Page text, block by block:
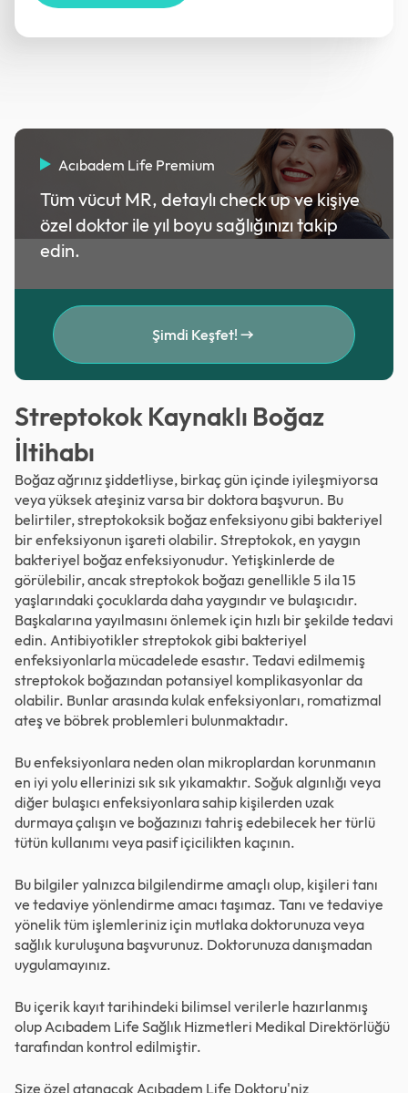
Acıbadem Life Premium
Tüm vücut MR, detaylı check up ve kişiye
özel doktor ile yıl boyu sağlığınızı takip
edin.
Şimdi Keşfet!
Streptokok Kaynaklı Boğaz
İltihabı
Boğaz ağrınız şiddetliyse, birkaç gün içinde iyileşmiyorsa
veya yüksek ateşiniz varsa bir doktora başvurun. Bu
belirtiler, streptokoksik boğaz enfeksiyonu gibi bakteriyel
bir enfeksiyonun işareti olabilir. Streptokok, en yaygın
bakteriyel boğaz enfeksiyonudur. Yetişkinlerde de
görülebilir, ancak streptokok boğazı genellikle 5 ila 15
yaşlarındaki çocuklarda daha yaygındır ve bulaşıcıdır.
Başkalarına yayılmasını önlemek için hızlı bir şekilde tedavi
edin. Antibiyotikler streptokok gibi bakteriyel
enfeksiyonlarla mücadelede esastır. Tedavi edilmemiş
streptokok boğazından potansiyel komplikasyonlar da
olabilir. Bunlar arasında kulak enfeksiyonları, romatizmal
ateş ve böbrek problemleri bulunmaktadır.
Bu enfeksiyonlara neden olan mikroplardan korunmanın
en iyi yolu ellerinizi sık sık yıkamaktır. Soğuk algınlığı veya
diğer bulaşıcı enfeksiyonlara sahip kişilerden uzak
durmaya çalışın ve boğazınızı tahriş edebilecek her türlü
tütün kullanımı veya pasif içicilikten kaçının.
Bu bilgiler yalnızca bilgilendirme amaçlı olup, kişileri tanı
ve tedaviye yönlendirme amacı taşımaz. Tanı ve tedaviye
yönelik tüm işlemleriniz için mutlaka doktorunuza veya
sağlık kuruluşuna başvurunuz. Doktorunuza danışmadan
uygulamayınız.
Bu içerik kayıt tarihindeki bilimsel verilerle hazırlanmış
olup Acıbadem Life Sağlık Hizmetleri Medikal Direktörlüğü
tarafından kontrol edilmiştir.
Size özel atanacak Acıbadem Life Doktoru'niz